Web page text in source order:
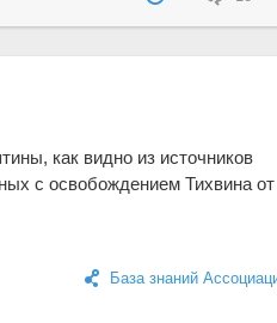
как видно из источников
с освобождением Тихвина от
База знаний